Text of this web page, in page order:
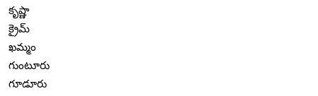
కృష్ణా
క్రైమ్
ఖమ్మం
గుంటూరు
గూడూరు